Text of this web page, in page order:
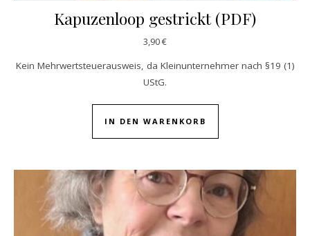
Kapuzenloop gestrickt (PDF)
3,90€
Kein Mehrwertsteuerausweis, da Kleinunternehmer nach §19 (1)
UStG.
IN DEN WARENKORB